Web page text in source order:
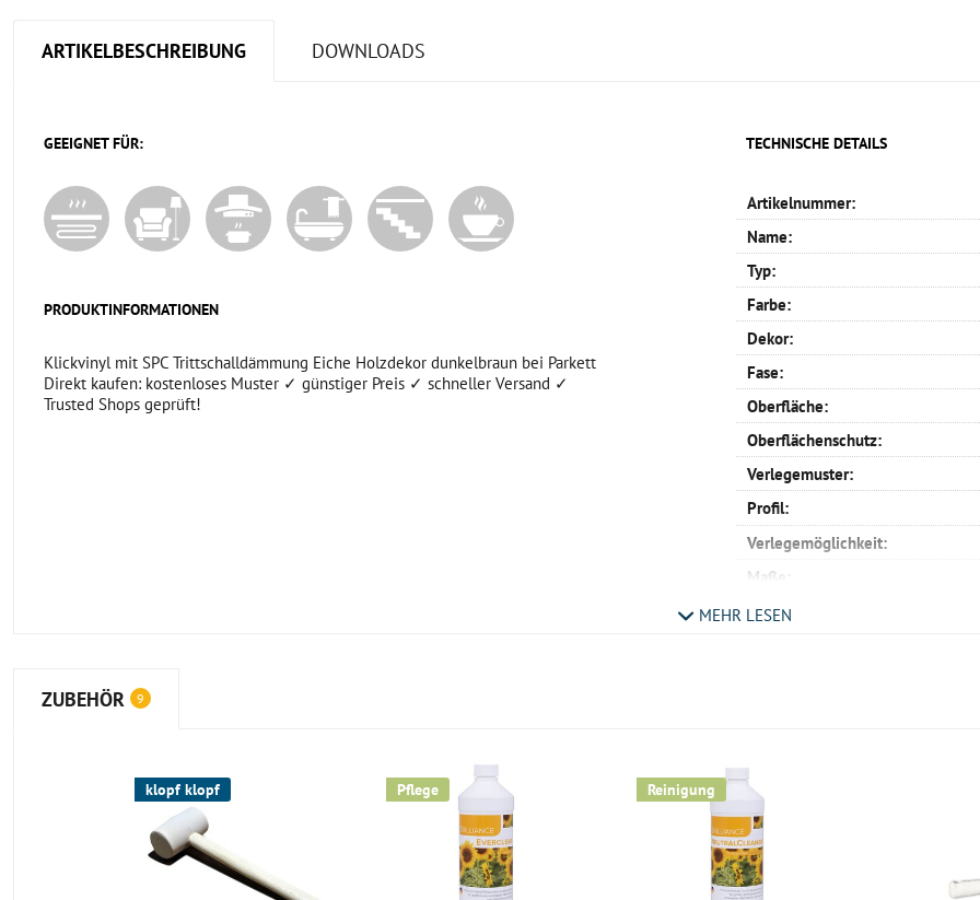
ARTIKELBESCHREIBUNG DOWNLOADS
GEEIGNET FÜR:
PRODUKTINFORMATIONEN
Klickvinyl mit SPC Trittschalldämmung Eiche Holzdekor dunkelbraun bei Parkett
Direkt kaufen: kostenloses Muster ✓ günstiger Preis ✓ schneller Versand ✓
Trusted Shops geprüft!
TECHNISCHE DETAILS
Artikelnummer:
Name:
Typ:
Farbe:
Dekor:
Fase:
Oberfläche:
Oberflächenschutz:
Verlegemuster:
Profil:
Verlegemöglichkeit:
Maße:
Nutzschicht:
Warmwasser Fußbodenheizung:
Wohnräume:
Küche:
Badezimmer:
MEHR LESEN
ZUBEHÖR 9
klopf klopf Pflege Reinigung